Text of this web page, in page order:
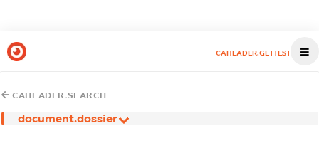
CAHEADER.GETTEST
CAHEADER.SEARCH
document.dossier